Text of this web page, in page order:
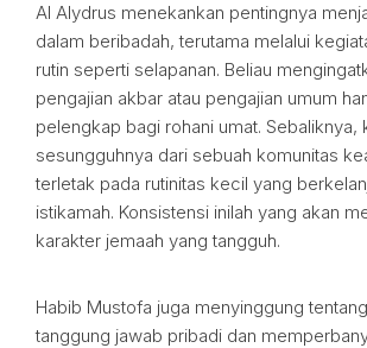
Al Alydrus menekankan pentingnya
dalam beribadah, terutama melalui
rutin seperti selapanan. Beliau
pengajian akbar atau pengajian umum
pelengkap bagi rohani umat. Sebaliknya,
sesungguhnya dari sebuah komunitas
terletak pada rutinitas kecil yang
istikamah. Konsistensi inilah yang akan
karakter jemaah yang tangguh.
Habib Mustofa juga menyinggung
tanggung jawab pribadi dan